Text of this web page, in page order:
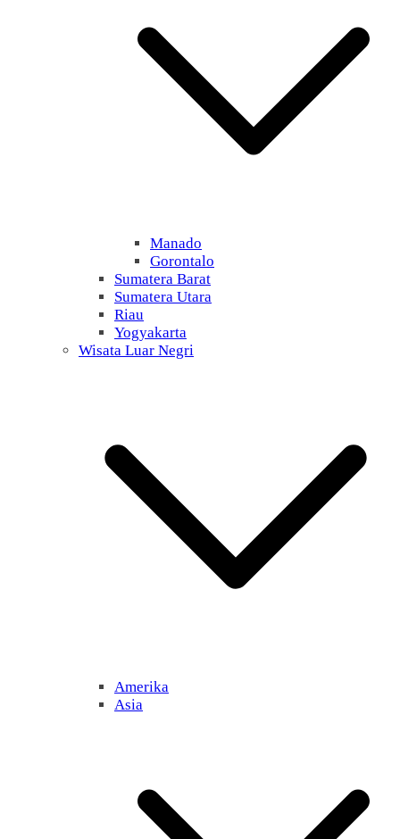
Manado
Gorontalo
Sumatera Barat
Sumatera Utara
Riau
Yogyakarta
Wisata Luar Negri
Amerika
Asia